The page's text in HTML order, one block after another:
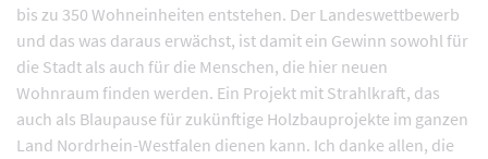
bis zu 350 Wohneinheiten entstehen. Der Landeswettbewerb
und das was daraus erwächst, ist damit ein Gewinn sowohl für
die Stadt als auch für die Menschen, die hier neuen
Wohnraum finden werden. Ein Projekt mit Strahlkraft, das
auch als Blaupause für zukünftige Holzbauprojekte im ganzen
Land Nordrhein-Westfalen dienen kann. Ich danke allen, die